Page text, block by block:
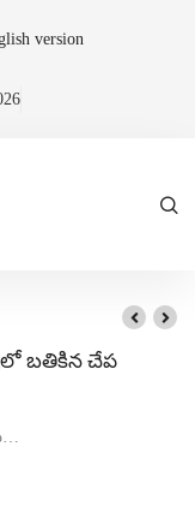
version
బతికిన చేప